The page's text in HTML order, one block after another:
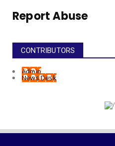
Report Abuse
CONTRIBUTORS
Admin
News Desk